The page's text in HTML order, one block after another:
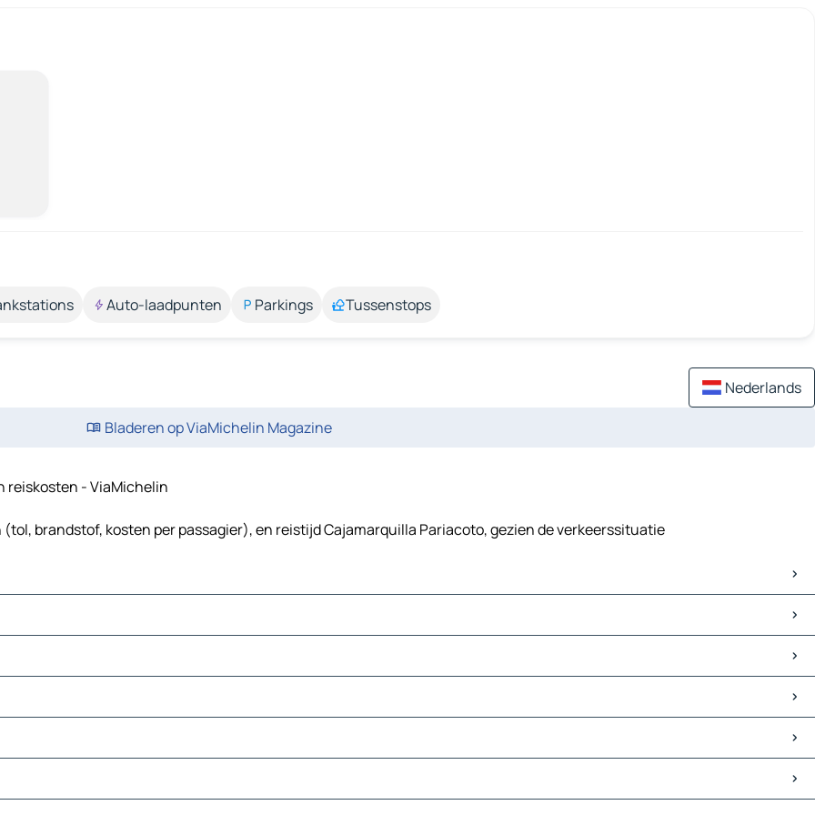
Auto-laadpunten Parkings Tussenstops
Nederlands
Bladeren op ViaMichelin Magazine
reiskosten - ViaMichelin
brandstof, kosten per passagier), en reistijd Cajamarquilla Pariacoto, gezien de verkeerssituatie